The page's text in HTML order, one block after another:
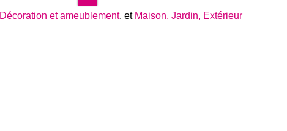
Décoration et ameublement, et Maison, Jardin, Extérieur